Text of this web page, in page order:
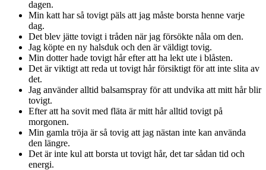
dagen.
Min katt har så tovigt päls att jag måste borsta henne varje
dag.
Det blev jätte tovigt i tråden när jag försökte nåla om den.
Jag köpte en ny halsduk och den är väldigt tovig.
Min dotter hade tovigt hår efter att ha lekt ute i blåsten.
Det är viktigt att reda ut tovigt hår försiktigt för att inte slita av
det.
Jag använder alltid balsamspray för att undvika att mitt hår blir
tovigt.
Efter att ha sovit med fläta är mitt hår alltid tovigt på
morgonen.
Min gamla tröja är så tovig att jag nästan inte kan använda
den längre.
Det är inte kul att borsta ut tovigt hår, det tar sådan tid och
energi.